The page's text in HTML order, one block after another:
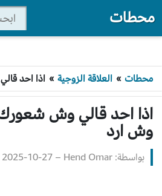
محطات
محطات » العلاقة الزوجية » اذا احد قالي
اذا احد قالي وش
وش ارد
بواسطة: Hend Omar – 2025-10-27 11:46 م